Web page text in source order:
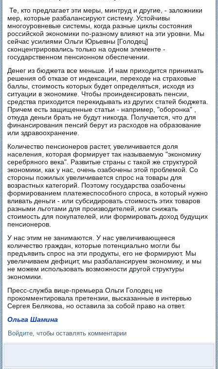
Те, кто предлагает эти меры, минтруд и другие, - заложники
мер, которые разбалансируют систему. Устойчивы
многоуровневые системы, когда разные циклы состояния
российской экономики по-разному влияют на эти уровни. Мы
сейчас усилиями Ольги Юрьевны [Голодец]
сконцентрировались только на одном элементе -
государственном пенсионном обеспечении.
Денег из бюджета все меньше. И нам приходится принимать
решения об отказе от индексации, переходе на страховые
баллы, стоимость которых будет определяться, исходя из
ситуации в экономике. Чтобы проиндексировать пенсии,
средства приходится перекидывать из других статей бюджета.
Причем есть защищенные статьи - например, "оборонка" ,
откуда деньги брать не будут никогда. Получается, что для
финансирования пенсий берут из расходов на образование
или здравоохранение.
Количество пенсионеров растет, увеличивается доля
населения, которая формирует так называемую "экономику
серебряного века". Развитые страны с такой же структурой
экономики, как у нас, очень озабочены этой проблемой. Со
стороны пожилых увеличивается спрос на товары для
возрастных категорий. Поэтому государства озабочены
формированием платежеспособного спроса, в который нужно
вливать деньги - или субсидировать стоимость этих товаров
разными льготами для производителей, или снижать
стоимость для покупателей, или формировать доход будущих
пенсионеров.
У нас этим не занимаются. У нас увеличивающееся
количество граждан, которые потенциально могли бы
предъявить спрос на эти продукты, его не формируют. Мы
увеличиваем дефицит, мы разбалансируем экономику, и мы
не можем использовать возможности другой структуры
экономики.
Пресс-служба вице-премьера Ольги Голодец не
прокомментировала претензии, высказанные в интервью
Сергея Белякова, но оставила за собой право на ответ.
Ольга Шамина
Войдите, чтобы оставлять комментарии